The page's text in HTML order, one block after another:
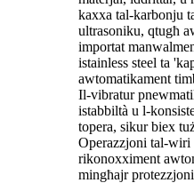
kaxxa tal-karbonju
ultrasoniku, qtugħ
importat
istainless steel ta
awtomatikament
Il-vibratur
istabbiltà u l-
topera, sikur biex
Operazzjoni tal-wiri
rikonoxximent
mingħajr